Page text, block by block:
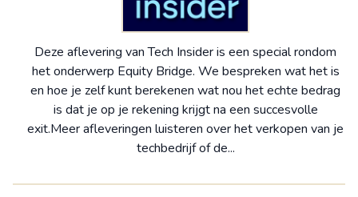
Deze aflevering van Tech Insider is een special rondom
het onderwerp Equity Bridge. We bespreken wat het is
en hoe je zelf kunt berekenen wat nou het echte bedrag
is dat je op je rekening krijgt na een succesvolle
exit.Meer afleveringen luisteren over het verkopen van je
techbedrijf of de...